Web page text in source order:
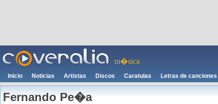
m�sica
Inicio Noticias Artistas Discos Caratulas Letras de canciones
Fernando Pe�a